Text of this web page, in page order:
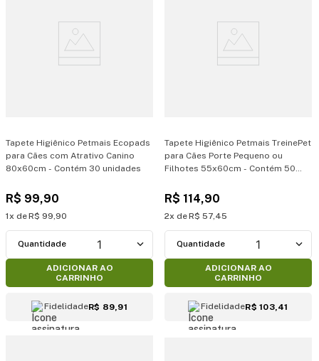
Tapete Higiênico Petmais Ecopads
para Cães com Atrativo Canino
80x60cm - Contém 30 unidades
R$ 99,90
1 R$ 99,90
1
ADICIONAR AO
CARRINHO
FidelidadeR$ 89,91
Tapete Higiênico Petmais TreinePet
para Cães Porte Pequeno ou
Filhotes 55x60cm - Contém 50
R$ 114,90
2 R$ 57,45
1
ADICIONAR AO
CARRINHO
FidelidadeR$ 103,41